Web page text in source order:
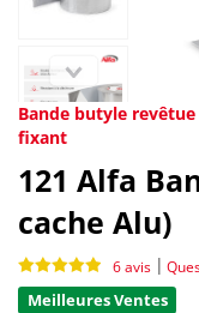
Bande butyle
fixant
121 Alfa
cache Alu)
6 avis |
Meilleures Ventes